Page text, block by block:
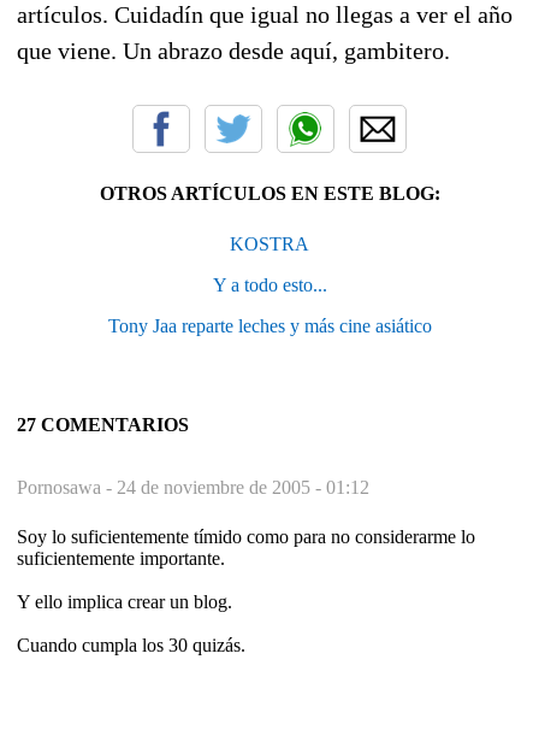
artículos. Cuidadín que igual no llegas a ver el año
que viene. Un abrazo desde aquí, gambitero.
OTROS ARTÍCULOS EN ESTE BLOG:
KOSTRA
Y a todo esto...
Tony Jaa reparte leches y más cine asiático
27 COMENTARIOS
Pornosawa - 24 de noviembre de 2005 - 01:12
Soy lo suficientemente tímido como para no considerarme lo
suficientemente importante.
Y ello implica crear un blog.
Cuando cumpla los 30 quizás.